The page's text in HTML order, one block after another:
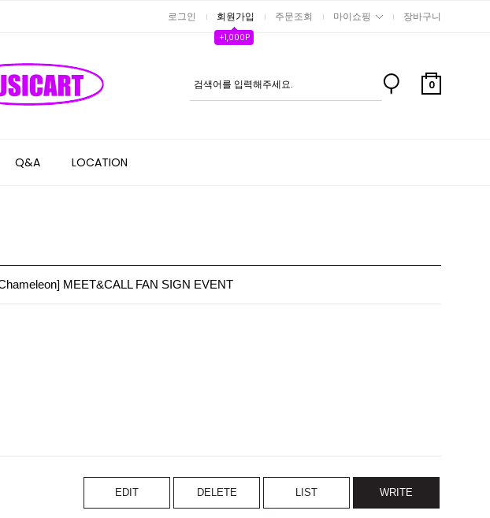
로그인 회원가입
+1,000P
주문조회 마이쇼핑 장바구니
0
Q&A LOCATION
MEET&CALL FAN SIGN EVENT
EDIT DELETE LIST WRITE